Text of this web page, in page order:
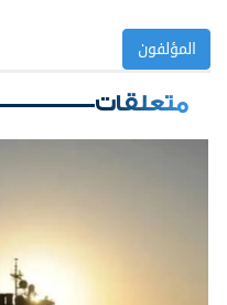
المؤلفون
متعلقات